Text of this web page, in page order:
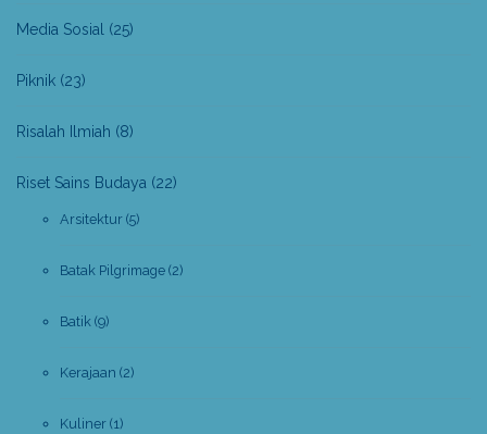
Media Sosial (25)
Piknik (23)
Risalah Ilmiah (8)
Riset Sains Budaya (22)
Arsitektur (5)
Batak Pilgrimage (2)
Batik (9)
Kerajaan (2)
Kuliner (1)